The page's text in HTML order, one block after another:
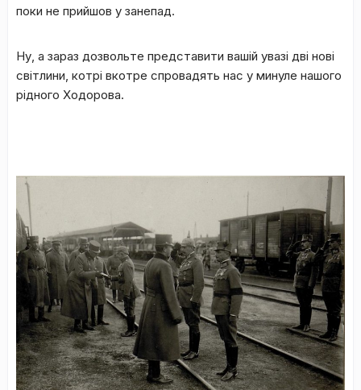
поки не прийшов у занепад.
Ну, а зараз дозвольте представити вашій увазі дві нові
світлини, котрі вкотре спровадять нас у минуле нашого
рідного Ходорова.